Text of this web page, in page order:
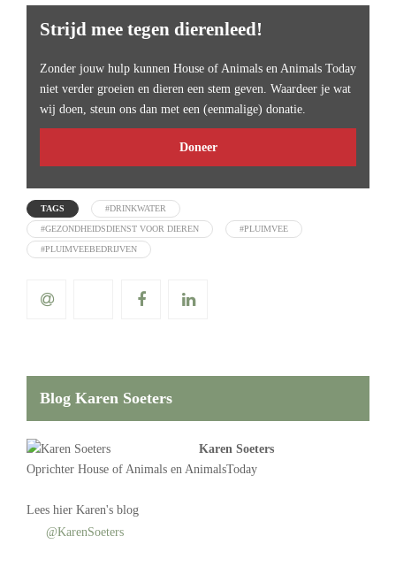
Strijd mee tegen dierenleed!
Zonder jouw hulp kunnen House of Animals en Animals Today
niet verder groeien en dieren een stem geven. Waardeer je wat
wij doen, steun ons dan met een (eenmalige) donatie.
Doneer
TAGS #DRINKWATER
#GEZONDHEIDSDIENST VOOR DIEREN #PLUIMVEE
#PLUIMVEEBEDRIJVEN
Blog Karen Soeters
Karen Soeters
Oprichter House of Animals en AnimalsToday
Lees hier Karen's blog
@KarenSoeters